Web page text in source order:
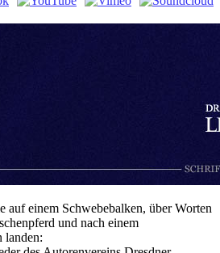
auf einem Schwebebalken, über Worten
und nach einem
landen: